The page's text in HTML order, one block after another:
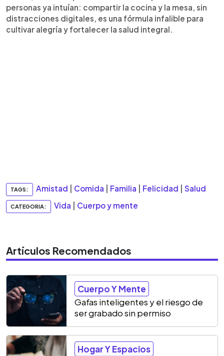
personas ya intuían: compartir la cocina y la mesa, sin
distracciones digitales, es una fórmula infalible para
cultivar alegría y fortalecer la salud integral.
TAGS: Amistad Comida Familia Felicidad Salud
CATEGORIA: Vida Cuerpo y mente
Artículos Recomendados
Cuerpo Y Mente
Gafas inteligentes y el riesgo de
ser grabado sin permiso
Hogar Y Espacios